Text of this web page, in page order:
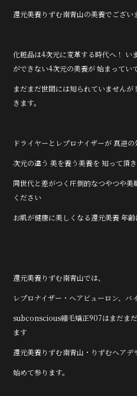
還元美養りずむ南青山の美養でござい
化粧品は4次元に変革する時代へ！ い
ができない4次元の美養が 始まっていて
まだまだ世間には知られていません
きます。
ドライヤーとレプロナイザーが 真逆
次元の違う 美を養う美養を 知って頂き
同世代と差がつく圧倒的なつやつや
ください
お肌が健康に美しくなる還元美養 年齢
還元美養りずむ南青山では、
レプロナイザー・ヘアビューロン、
subconscious縮毛矯正907はまだま
ます
還元美養りずむ南青山・りずむヘアデ
始めて参ります。